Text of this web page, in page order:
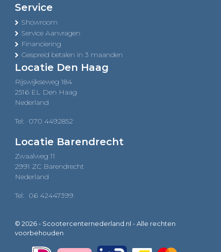
Service
Showroom
Service Aanvragen
Financiering
Gespreid betalen in 3 maanden
Locatie Den Haag
Rijswijkseweg 184
2516 EL Den Haag
Nederland
Tel: 070 4492852
Locatie Barendrecht
Zwaalweg 11
2991 ZC Barendrecht
Nederland
Tel: 06 42447399
© 2026 - Scootercenternederland.nl - Alle rechten
voorbehouden